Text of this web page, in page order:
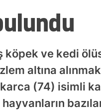
köpek ve kedi
altına
(74) isimli